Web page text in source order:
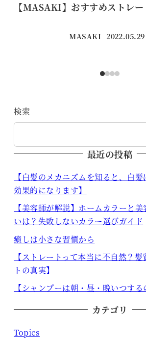
【MASAKI】おすすめストレー
MASAKI 投稿日
2022.05.29
検索
最近の投稿
【白髪のメカニズムを知ると、白
効果的になります】
【美容師が解説】ホームカラーと
いは？失敗しないカラー選びガイド
癒しは小さな習慣から
【ストレートって本当に不自然？
トの真実】
【シャンプーは朝・昼・晩いつする
カテゴリ
Topics